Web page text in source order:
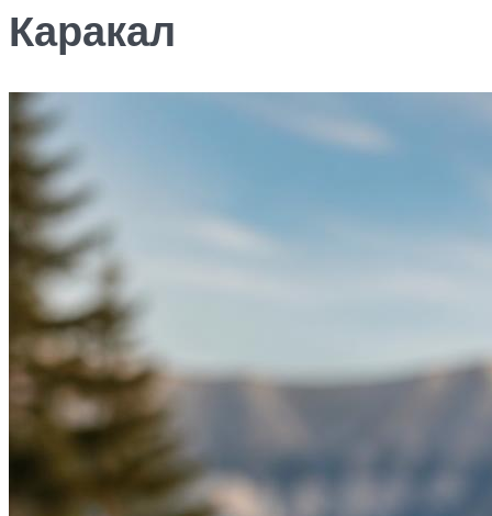
Каракал